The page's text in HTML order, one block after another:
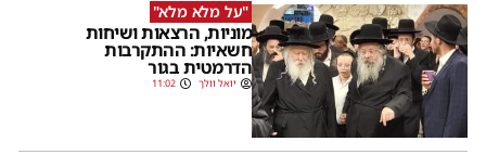
"על מלא מלא"
מוניות, הרצאות ושיחות
חשאיות: ההתקרבות
הדרמטית בגור
יואל וולך 11:02